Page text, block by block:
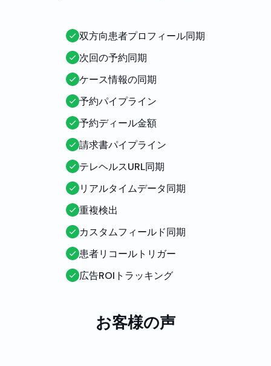
双方向患者プロフィール同期
次回の予約同期
ケース情報の同期
予約パイプライン
予約ディール金額
請求書パイプライン
テレヘルスURL同期
リアルタイムデータ同期
重複検出
カスタムフィールド同期
患者リコールトリガー
広告ROIトラッキング
お客様の声